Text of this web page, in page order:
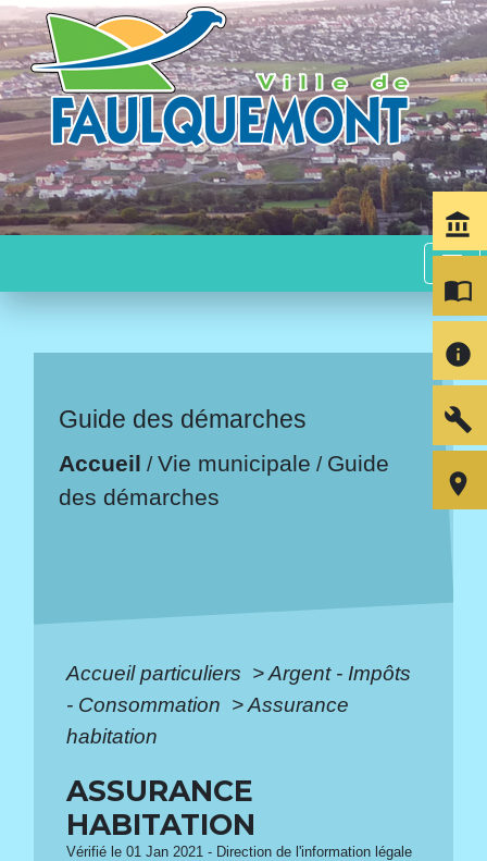
menu
Guide des démarches
Accueil /Vie municipale / Guide
des démarches
Accueil particuliers >Argent - Impôts
- Consommation >Assurance
habitation
ASSURANCE
HABITATION
Vérifié le 01 Jan 2021 - Direction de l'information légale
account_balance
import_contacts
info
build
room